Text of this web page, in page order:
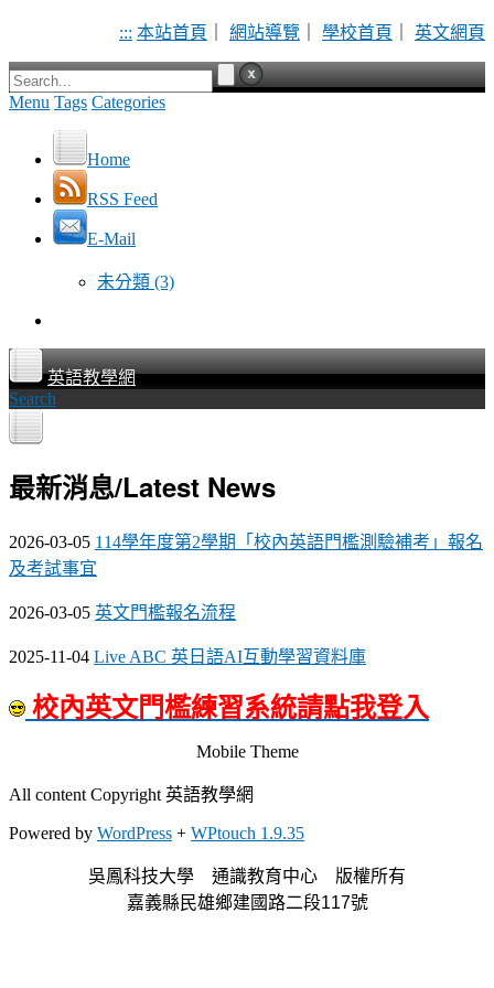
::: 本站首頁 網站導覽 學校首頁 英文網頁
Menu Tags Categories
Home
RSS Feed
E-Mail
未分類 (3)
英語教學網
Search
最新消息/Latest News
2026-03-05 114學年度第2學期「校內英語門檻測驗補考」報名
及考試事宜
2026-03-05 英文門檻報名流程
2025-11-04 Live ABC 英日語AI互動學習資料庫
校內英文門檻練習系統請點我登入
Mobile Theme
All content Copyright 英語教學網
Powered by WordPress + WPtouch 1.9.35
吳鳳科技大學 通識教育中心 版權所有
嘉義縣民雄鄉建國路二段117號